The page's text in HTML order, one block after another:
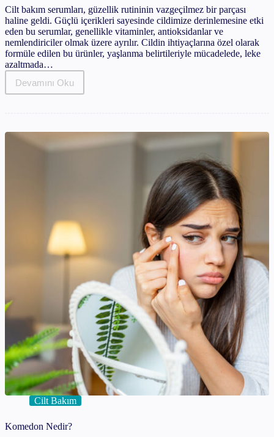
Cilt bakım serumları, güzellik rutininin vazgeçilmez bir parçası
haline geldi. Güçlü içerikleri sayesinde cildimize derinlemesine etki
eden bu serumlar, genellikle vitaminler, antioksidanlar ve
nemlendiriciler olmak üzere ayrılır. Cildin ihtiyaçlarına özel olarak
formüle edilen bu ürünler, yaşlanma belirtileriyle mücadelede, leke
azaltmada…
Devamını Oku
Cilt
Bakım
Cilt Bakım
Komedon Nedir?